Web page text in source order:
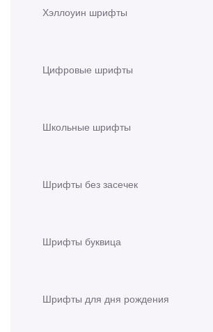
Хэллоуин шрифты
Цифровые шрифты
Школьные шрифты
Шрифты без засечек
Шрифты буквица
Шрифты для дня рождения